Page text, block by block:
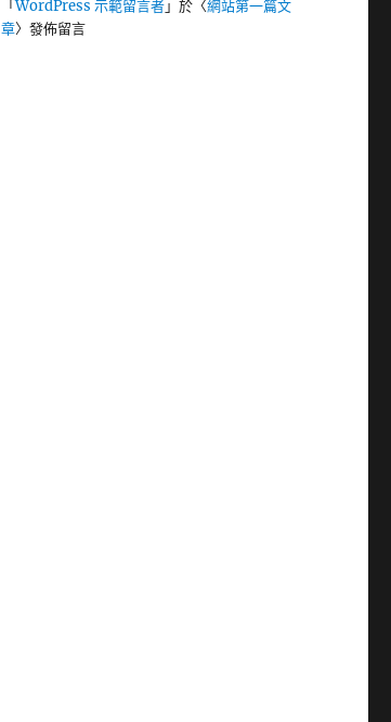
「WordPress 示範留言者」於〈網站第一篇文
章〉發佈留言